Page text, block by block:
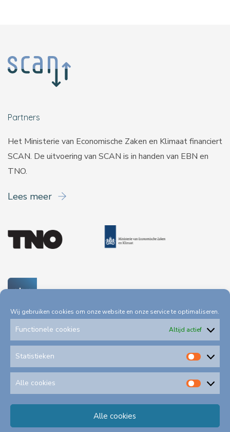
Wij gebruiken cookies om onze website en onze service te optimaliseren.
Functionele cookies Altijd actief
Statistieken
Alle cookies
Alle
Alle cookies
Partners
Het Ministerie van Economische Zaken en Klimaat financiert
SCAN. De uitvoering van SCAN is in handen van EBN en
TNO.
Lees meer
Privacystatement
Schadeformulieren